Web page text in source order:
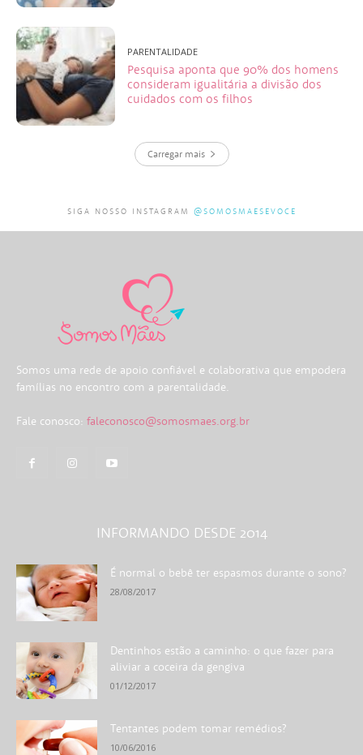
PARENTALIDADE
Pesquisa aponta que 90% dos homens
consideram igualitária a divisão dos
cuidados com os filhos
Carregar mais
SIGA NOSSO INSTAGRAM @SOMOSMAESEVOCE
Somos uma rede de apoio confiável e colaborativa que empodera
famílias no encontro com a parentalidade.
Fale conosco: faleconosco@somosmaes.org.br
INFORMANDO DESDE 2014
É normal o bebê ter espasmos durante o sono?
28/08/2017
Dentinhos estão a caminho: o que fazer para
aliviar a coceira da gengiva
01/12/2017
Tentantes podem tomar remédios?
10/06/2016